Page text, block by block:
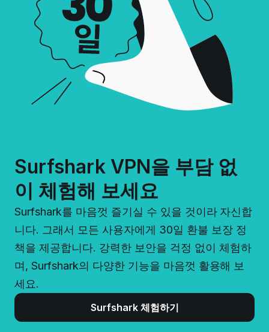
Surfshark VPN을 부담 없
이 체험해 보세요
Surfshark를 마음껏 즐기실 수 있을 것이라 자신합
니다. 그래서 모든 사용자에게 30일 환불 보장 정
책을 제공합니다. 강력한 보안을 걱정 없이 체험하
며, Surfshark의 다양한 기능을 마음껏 활용해 보
세요.
Surfshark 체험하기